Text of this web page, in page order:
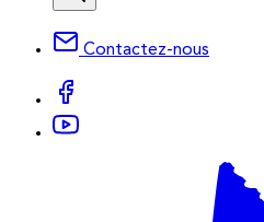
Contactez-nous